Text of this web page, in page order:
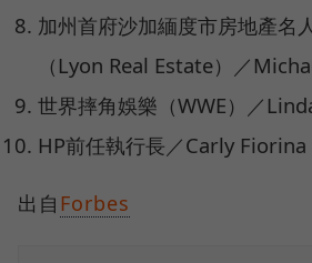
加州首府沙加緬度市房地產名
（Lyon Real Estate）／
世界摔角娛樂（WWE）／
HP前任執行長／Carly Fiorina
出自 Forbes